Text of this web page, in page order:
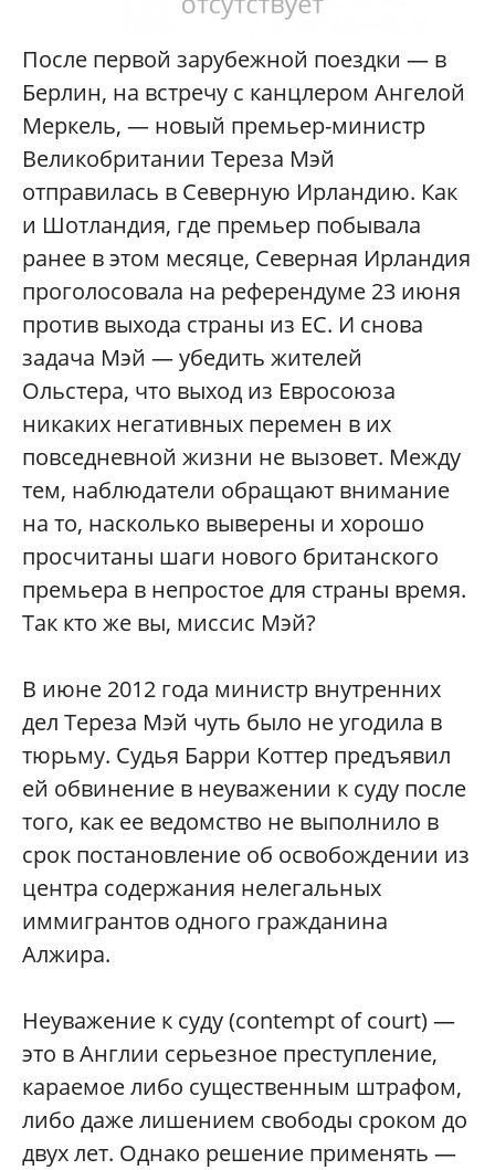
После первой зарубежной поездки — в
Берлин, на встречу с канцлером Ангелой
Меркель, — новый премьер-министр
Великобритании Тереза Мэй
отправилась в Северную Ирландию. Как
и Шотландия, где премьер побывала
ранее в этом месяце, Северная Ирландия
проголосовала на референдуме 23 июня
против выхода страны из ЕС. И снова
задача Мэй — убедить жителей
Ольстера, что выход из Евросоюза
никаких негативных перемен в их
повседневной жизни не вызовет. Между
тем, наблюдатели обращают внимание
на то, насколько выверены и хорошо
просчитаны шаги нового британского
премьера в непростое для страны время.
Так кто же вы, миссис Мэй?
В июне 2012 года министр внутренних
дел Тереза Мэй чуть было не угодила в
тюрьму. Судья Барри Коттер предъявил
ей обвинение в неуважении к суду после
того, как ее ведомство не выполнило в
срок постановление об освобождении из
центра содержания нелегальных
иммигрантов одного гражданина
Алжира.
Неуважение к суду (contempt of court) —
это в Англии серьезное преступление,
караемое либо существенным штрафом,
либо даже лишением свободы сроком до
двух лет. Однако решение применять —